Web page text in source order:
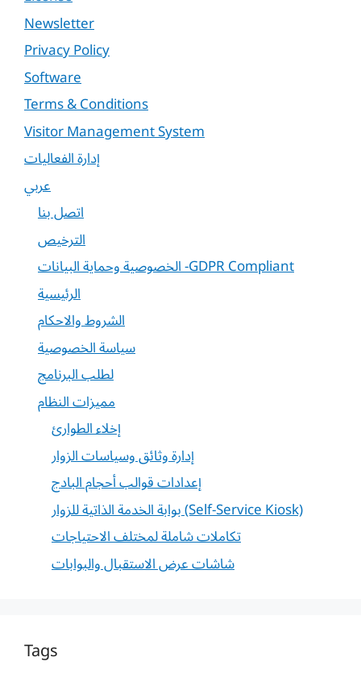
Newsletter
Privacy Policy
Software
Terms & Conditions
Visitor Management System
إدارة الفعاليات
عربي
اتصل بنا
الترخيص
الخصوصية وحماية البيانات -GDPR Compliant
الرئيسية
الشروط والاحكام
سياسة الخصوصية
لطلب البرنامج
مميزات النظام
إخلاء الطوارئ
إدارة وثائق وسياسات الزوار
إعدادات قوالب أحجام البادج
بوابة الخدمة الذاتية للزوار (Self-Service Kiosk)
تكاملات شاملة لمختلف الاحتياجات
شاشات عرض الاستقبال والبوابات
Tags